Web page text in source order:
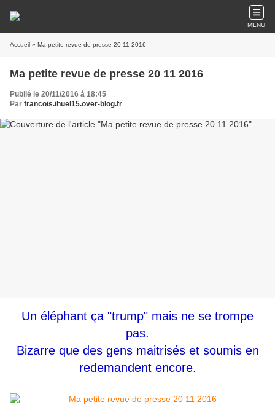
MENU
Accueil » Ma petite revue de presse 20 11 2016
Ma petite revue de presse 20 11 2016
Publié le 20/11/2016 à 18:45
Par francois.ihuel15.over-blog.fr
Un éléphant ça "trump" mais ne se trompe
pas.
Bizarre que des gens maitrisés et soumis en
redemandent encore.